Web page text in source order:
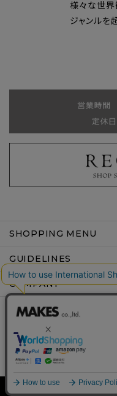
様々な世界
ジャンルを
SHOPPING MENU
GUIDELINES
COMPANY
Copyright ©